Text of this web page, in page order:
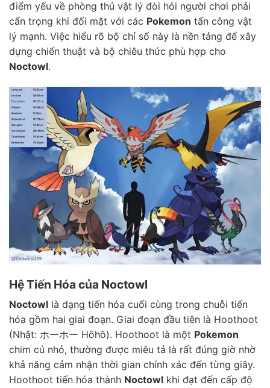
điểm yếu về phòng thủ vật lý đòi hỏi người chơi phải
cẩn trọng khi đối mặt với các Pokemon tấn công vật
lý mạnh. Việc hiểu rõ bộ chỉ số này là nền tảng để xây
dựng chiến thuật và bộ chiêu thức phù hợp cho
Noctowl.
Hệ Tiến Hóa của Noctowl
Noctowl là dạng tiến hóa cuối cùng trong chuỗi tiến
hóa gồm hai giai đoạn. Giai đoạn đầu tiên là Hoothoot
(Nhật: ホーホー Hōhō). Hoothoot là một Pokemon
chim cú nhỏ, thường được miêu tả là rất đúng giờ nhờ
khả năng cảm nhận thời gian chính xác đến từng giây.
Hoothoot tiến hóa thành Noctowl khi đạt đến cấp độ